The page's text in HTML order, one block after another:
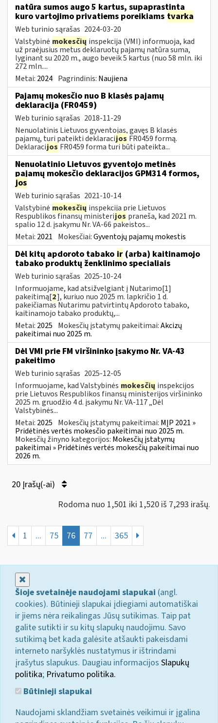
natūra sumos augo 5 kartus, supaprastinta
kuro vartojimo privatiems poreikiams tvarka
Web turinio sąrašas 2024-03-20
Valstybinė mokesčių inspekcija (VMI) informuoja, kad
už praėjusius metus deklaruotų pajamų natūra suma,
lyginant su 2020 m., augo beveik 5 kartus (nuo 58 mln. iki
272 mln....
Metai: 2024 Pagrindinis: Naujiena
Pajamų mokesčio nuo B klasės pajamų
deklaracija (FR0459)
Web turinio sąrašas 2018-11-29
Nenuolatinis Lietuvos gyventojas, gavęs B klasės
pajamų, turi pateikti deklaracijos FR0459 formą.
Deklaracijos FR0459 forma turi būti pateikta...
Nenuolatinio Lietuvos gyventojo metinės
pajamų mokesčio deklaracijos GPM314 formos,
jos
Web turinio sąrašas 2021-10-14
Valstybinė mokesčių inspekcija prie Lietuvos
Respublikos finansų ministerijos praneša, kad 2021 m.
spalio 12 d. įsakymu Nr. VA-66 pakeistos...
Metai: 2021 Mokesčiai:Gyventojų pajamų mokestis
Dėl kitų apdoroto tabako ir (arba) kaitinamojo
tabako produktų ženklinimo specialiais
Web turinio sąrašas 2025-10-24
Informuojame, kad atsižvelgiant į Nutarimo[1]
pakeitimą[2], kuriuo nuo 2025 m. lapkričio 1 d.
pakeičiamas Nutarimu patvirtintų Apdoroto tabako,
kaitinamojo tabako produktų,...
Metai: 2025 Mokesčių įstatymų pakeitimai:Akcizų
pakeitimai nuo 2025 m.
Dėl VMI prie FM viršininko įsakymo Nr. VA-43
pakeitimo
Web turinio sąrašas 2025-12-05
Informuojame, kad Valstybinės mokesčių inspekcijos
prie Lietuvos Respublikos finansų ministerijos viršininko
2025 m. gruodžio 4 d. įsakymu Nr. VA-117 „Dėl
Valstybinės...
Metai: 2025 Mokesčių įstatymų pakeitimai: MĮP 2021 »
Pridėtinės vertės mokesčio pakeitimai nuo 2025 m.
Mokesčių žinyno kategorijos: Mokesčių įstatymų
pakeitimai » Pridėtinės vertės mokesčių pakeitimai nuo
2026 m.
20 Įrašų(-ai)
Rodoma nuo 1,501 iki 1,520 iš 7,293 irašų.
1 ... 75 76 77 ... 365
Šioje svetainėje naudojami slapukai (angl.
cookies). Būtinieji slapukai įdiegiami automatiškai
ir jiems nėra reikalingas Jūsų sutikimas. Taip pat
galite sutikti ir su kitų slapukų naudojimu. Savo
sutikimą bet kada galėsite atšaukti pakeisdami
interneto naršyklės nustatymus ir ištrindami
įrašytus slapukus. Daugiau informacijos Slapukų
politika; Privatumo politika.
Būtinieji slapukai
Naudojami sklandžiam svetainės veikimui ir įgalina